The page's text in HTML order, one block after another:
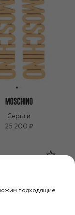
Серьги
25 200 ₽
подходящие